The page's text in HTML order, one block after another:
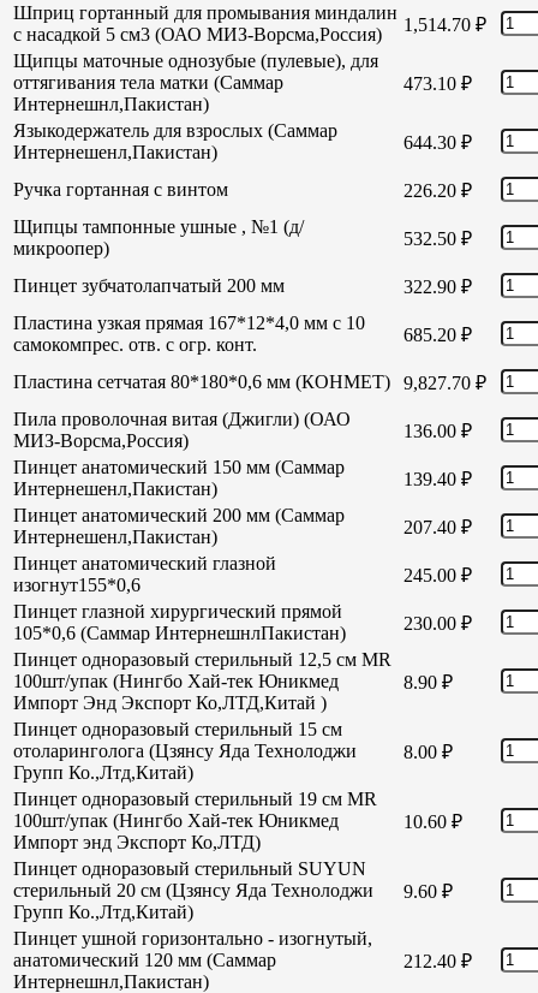
Шприц гортанный для промывания миндалин
с насадкой 5 см3 (ОАО МИЗ-Ворсма,Россия)
1,514.70 ₽
Щипцы маточные однозубые (пулевые), для
оттягивания тела матки (Саммар
Интернешнл,Пакистан)
473.10 ₽
Языкодержатель для взрослых (Саммар
Интернешенл,Пакистан)
644.30 ₽
Ручка гортанная с винтом 226.20 ₽
Щипцы тампонные ушные , №1 (д/
микроопер)
532.50 ₽
Пинцет зубчатолапчатый 200 мм 322.90 ₽
Пластина узкая прямая 167*12*4,0 мм с 10
самокомпрес. отв. с огр. конт.
685.20 ₽
Пластина сетчатая 80*180*0,6 мм (КОНМЕТ) 9,827.70 ₽
Пила проволочная витая (Джигли) (ОАО
МИЗ-Ворсма,Россия)
136.00 ₽
Пинцет анатомический 150 мм (Саммар
Интернешенл,Пакистан)
139.40 ₽
Пинцет анатомический 200 мм (Саммар
Интернешенл,Пакистан)
207.40 ₽
Пинцет анатомический глазной
изогнут155*0,6
245.00 ₽
Пинцет глазной хирургический прямой
105*0,6 (Саммар ИнтернешнлПакистан)
230.00 ₽
Пинцет одноразовый стерильный 12,5 см MR
100шт/упак (Нингбо Хай-тек Юникмед
Импорт Энд Экспорт Ко,ЛТД,Китай )
8.90 ₽
Пинцет одноразовый стерильный 15 см
отоларинголога (Цзянсу Яда Технолоджи
Групп Ко.,Лтд,Китай)
8.00 ₽
Пинцет одноразовый стерильный 19 см MR
100шт/упак (Нингбо Хай-тек Юникмед
Импорт энд Экспорт Ко,ЛТД)
10.60 ₽
Пинцет одноразовый стерильный SUYUN
стерильный 20 см (Цзянсу Яда Технолоджи
Групп Ко.,Лтд,Китай)
9.60 ₽
Пинцет ушной горизонтально - изогнутый,
анатомический 120 мм (Саммар
Интернешнл,Пакистан)
212.40 ₽